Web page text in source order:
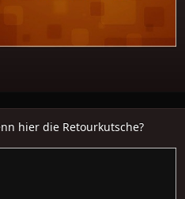
hier die Retourkutsche?